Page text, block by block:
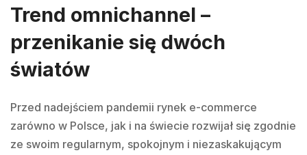
Trend omnichannel –
przenikanie się dwóch
światów
Przed nadejściem pandemii rynek e-commerce
zarówno w Polsce, jak i na świecie rozwijał się zgodnie
ze swoim regularnym, spokojnym i niezaskakującym